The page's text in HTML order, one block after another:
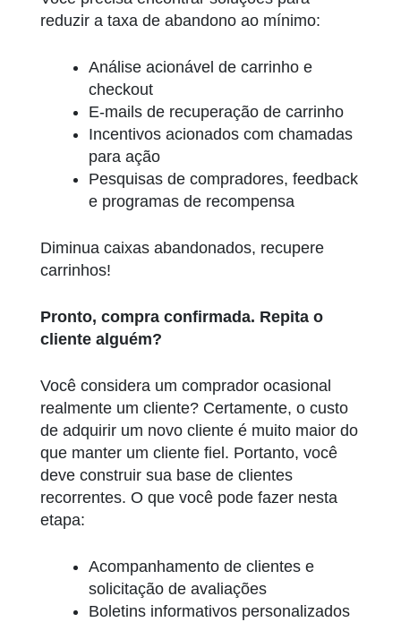
reduzir a taxa de abandono ao mínimo:
Análise acionável de carrinho e
checkout
E-mails de recuperação de carrinho
Incentivos acionados com chamadas
para ação
Pesquisas de compradores, feedback
e programas de recompensa
Diminua caixas abandonados, recupere
carrinhos!
Pronto, compra confirmada. Repita o
cliente alguém?
Você considera um comprador ocasional
realmente um cliente? Certamente, o custo
de adquirir um novo cliente é muito maior do
que manter um cliente fiel. Portanto, você
deve construir sua base de clientes
recorrentes. O que você pode fazer nesta
etapa:
Acompanhamento de clientes e
solicitação de avaliações
Boletins informativos personalizados